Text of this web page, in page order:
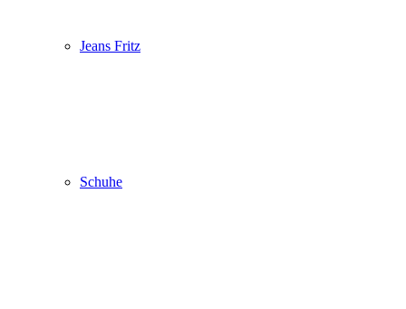
Jeans Fritz
Schuhe